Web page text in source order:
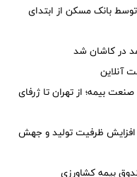
ازدواج توسط بانک مسکن از ابتدای
در کاشان شد
آنلاین
بیمه؛ از تهران تا ژرفای
آب، افزایش ظرفیت تولید و جهش
بیمه كشاورزی